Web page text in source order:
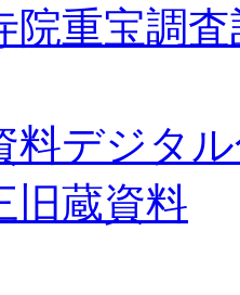
院重宝調
料デジタ
旧蔵資料